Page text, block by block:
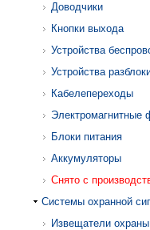
Доводчики
Кнопки выхода
Устройства
Устройства
Кабелепереходы
Электромагнитные
Блоки питания
Аккумуляторы
Снято с
Системы охранной
Извещатели